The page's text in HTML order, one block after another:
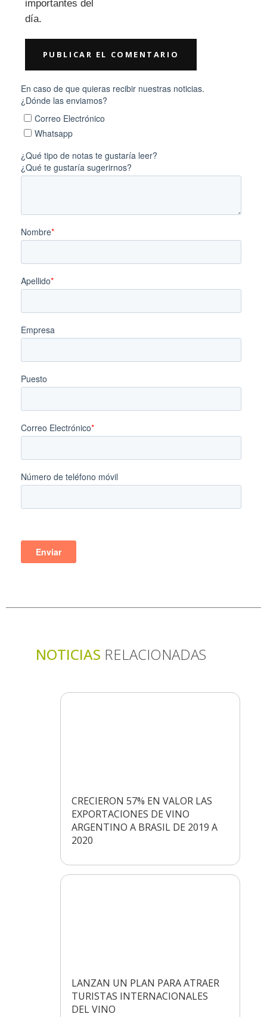
importantes del
día.
NOTICIAS RELACIONADAS
CRECIERON 57% EN VALOR LAS
EXPORTACIONES DE VINO
ARGENTINO A BRASIL DE 2019 A
2020
LANZAN UN PLAN PARA ATRAER
TURISTAS INTERNACIONALES
DEL VINO